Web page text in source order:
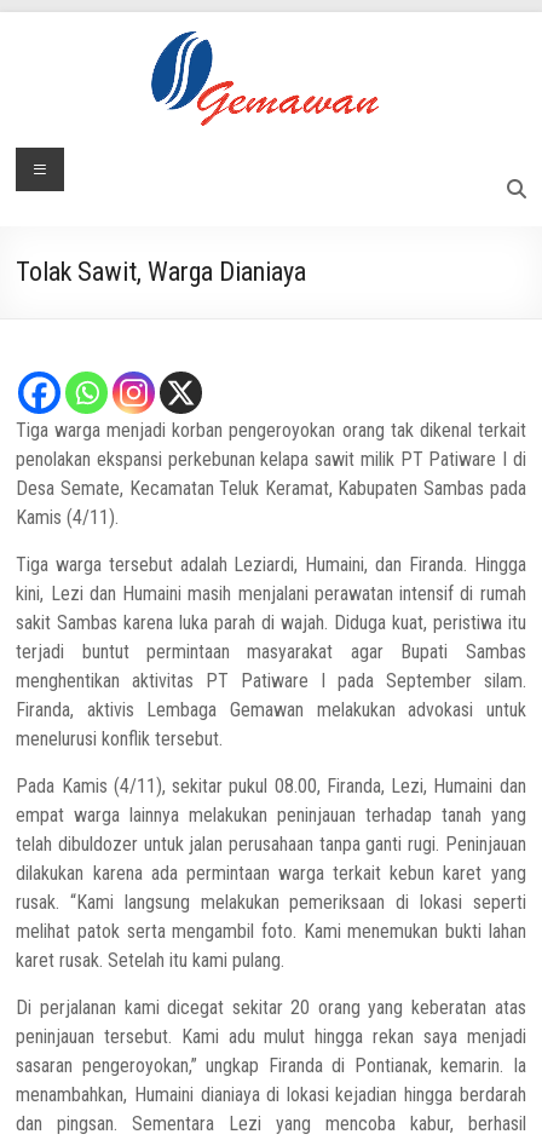
Lembaga
Swadaya
Menu
Tolak Sawit, Warga Dianiaya
Tiga warga menjadi korban pengeroyokan orang tak dikenal terkait
penolakan ekspansi perkebunan kelapa sawit milik PT Patiware I di
Desa Semate, Kecamatan Teluk Keramat, Kabupaten Sambas pada
Kamis (4/11).
Tiga warga tersebut adalah Leziardi, Humaini, dan Firanda. Hingga
kini, Lezi dan Humaini masih menjalani perawatan intensif di rumah
sakit Sambas karena luka parah di wajah. Diduga kuat, peristiwa itu
terjadi buntut permintaan masyarakat agar Bupati Sambas
menghentikan aktivitas PT Patiware I pada September silam.
Firanda, aktivis Lembaga Gemawan melakukan advokasi untuk
menelurusi konflik tersebut.
Pada Kamis (4/11), sekitar pukul 08.00, Firanda, Lezi, Humaini dan
empat warga lainnya melakukan peninjauan terhadap tanah yang
telah dibuldozer untuk jalan perusahaan tanpa ganti rugi. Peninjauan
dilakukan karena ada permintaan warga terkait kebun karet yang
rusak. “Kami langsung melakukan pemeriksaan di lokasi seperti
melihat patok serta mengambil foto. Kami menemukan bukti lahan
karet rusak. Setelah itu kami pulang.
Di perjalanan kami dicegat sekitar 20 orang yang keberatan atas
peninjauan tersebut. Kami adu mulut hingga rekan saya menjadi
sasaran pengeroyokan,” ungkap Firanda di Pontianak, kemarin. Ia
menambahkan, Humaini dianiaya di lokasi kejadian hingga berdarah
dan pingsan. Sementara Lezi yang mencoba kabur, berhasil